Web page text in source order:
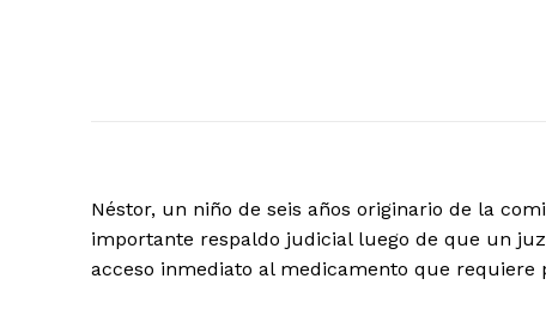
Néstor, un niño de seis años originario de la
importante respaldo judicial luego de que un
acceso inmediato al medicamento que